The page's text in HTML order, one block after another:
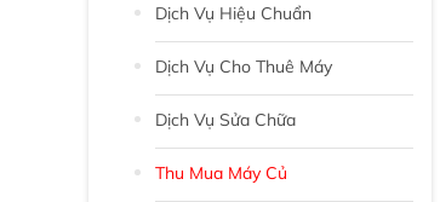
Dịch Vụ Hiệu Chuẩn
Dịch Vụ Cho Thuê Máy
Dịch Vụ Sửa Chữa
Thu Mua Máy Củ